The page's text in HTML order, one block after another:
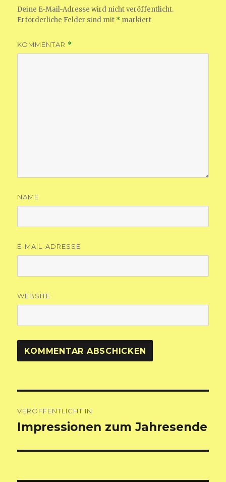
Deine E-Mail-Adresse wird nicht veröffentlicht.
Erforderliche Felder sind mit * markiert
KOMMENTAR *
NAME
E-MAIL-ADRESSE
WEBSITE
VERÖFFENTLICHT IN
Impressionen zum Jahresende